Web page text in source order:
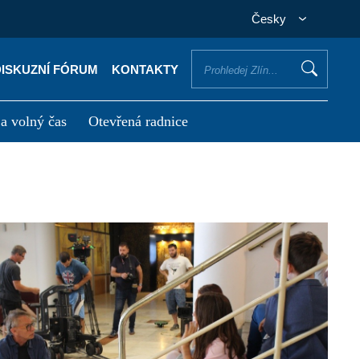
Česky
FÓRUM KONTAKTY
volný čas Otevřená radnice